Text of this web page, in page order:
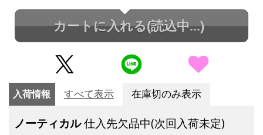
カートに入れる(読込中...)
入荷情報 すべて表示 在庫切のみ表示
ノーティカル仕入先欠品中(次回入荷未定)